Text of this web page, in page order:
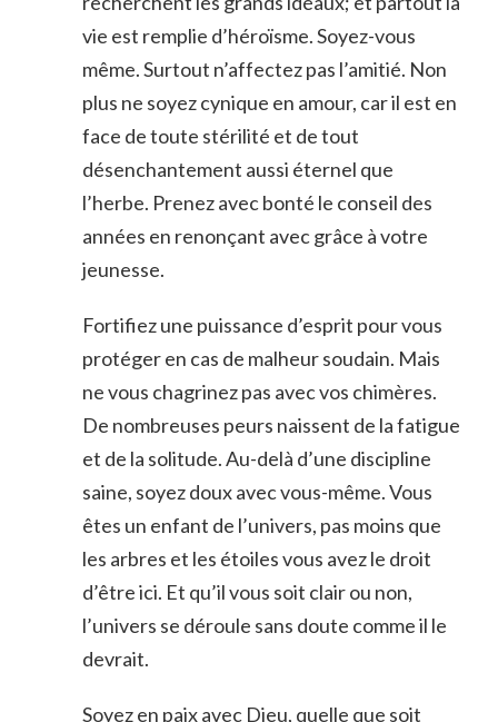
vie est remplie d’héroïsme. Soyez-vous
même. Surtout n’affectez pas l’amitié. Non
plus ne soyez cynique en amour, car il est en
face de toute stérilité et de tout
désenchantement aussi éternel que
l’herbe. Prenez avec bonté le conseil des
années en renonçant avec grâce à votre
jeunesse.
Fortifiez une puissance d’esprit pour vous
protéger en cas de malheur soudain. Mais
ne vous chagrinez pas avec vos chimères.
De nombreuses peurs naissent de la fatigue
et de la solitude. Au-delà d’une discipline
saine, soyez doux avec vous-même. Vous
êtes un enfant de l’univers, pas moins que
les arbres et les étoiles vous avez le droit
d’être ici. Et qu’il vous soit clair ou non,
l’univers se déroule sans doute comme il le
devrait.
Soyez en paix avec Dieu, quelle que soit